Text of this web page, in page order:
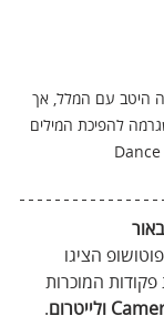
היטב עם המלל, אך
להפיכת המילים
הציגו
המוכרות
ולייטרום.